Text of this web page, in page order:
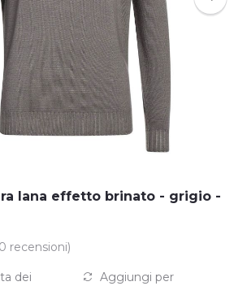
lana effetto brinato - grigio -
recensioni)
dei
Aggiungi per